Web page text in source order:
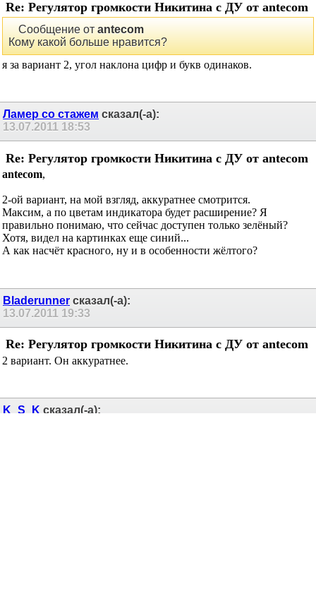
кому, но мне децибелы ни о чем не говорят. А по угловому
положению риски мгновенно видишь громкость.
aleks2969сказал(-а):
Re: Регулятор громкости Никитина с ДУ от
antecom
Сообщение отantecom
Кому какой больше нравится?
Ламер со стажемсказал(-а):
13.07.201118:53
antecom
antecom,
2-ой вариант, на мой взгляд, аккуратнее смотрится.
Максим, а по цветам индикатора будет расширение? Я
правильно понимаю, что сейчас доступен только зелёный?
А как насчёт красного, ну и в особенности жёлтого?